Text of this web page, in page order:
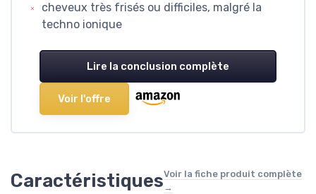
cheveux très frisés ou difficiles, malgré la
techno ionique
Lire la conclusion complète
Voir l'offre
CaractéristiquesVoir la fiche produit complète
→